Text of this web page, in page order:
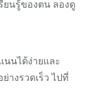
ยนรู้ของตน ลองดู
นได้ง่ายและ
างรวดเร็ว ไปที่